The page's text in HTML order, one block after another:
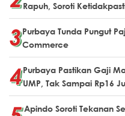
Rapuh, Soroti
Purbaya Tunda Pungut
Commerce
Purbaya Pastikan Gaji
UMP, Tak Sampai Rp16
Apindo Soroti Tekanan